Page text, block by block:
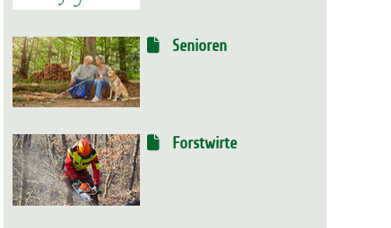
Senioren
Forstwirte